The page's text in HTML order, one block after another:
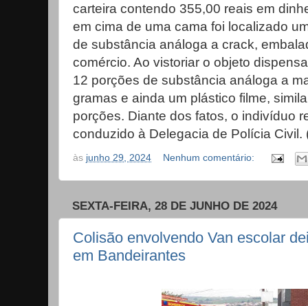
carteira contendo 355,00 reais em
em cima de uma cama foi localizado
de substância análoga a crack,
comércio. Ao vistoriar o objeto
12 porções de substância análoga a
gramas e ainda um plástico filme,
porções. Diante dos fatos, o indivíduo
conduzido à Delegacia de Polícia Civil.
às junho 29, 2024 Nenhum comentário:
SEXTA-FEIRA, 28 DE JUNHO DE 2024
Colisão envolvendo Van escolar
em Bandeirantes